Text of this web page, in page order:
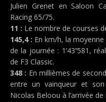
Julien Grenet en Saloon
Racing 65/75.
11 : Le nombre de courses
145,4 : En km/h, la
de la journée : 1’43’’581,
de F3 Classic.
348 : En millièmes de
entre un vainqueur et
Nicolas Beloou à l’arrivée